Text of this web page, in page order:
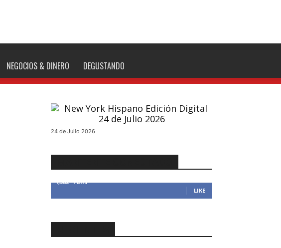
NEGOCIOS & DINERO DEGUSTANDO
24 de Julio 2026
1,382 Fans
LIKE